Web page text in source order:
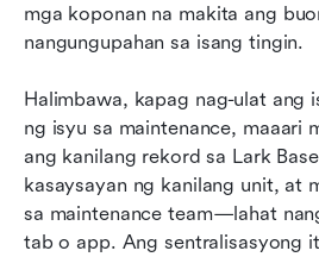
mga koponan na makita ang
nangungupahan sa isang tingin.
Halimbawa, kapag nag-ulat ang
ng isyu sa maintenance, maaari
ang kanilang rekord sa Lark
kasaysayan ng kanilang unit, at
sa maintenance team—lahat
tab o app. Ang sentralisasyong